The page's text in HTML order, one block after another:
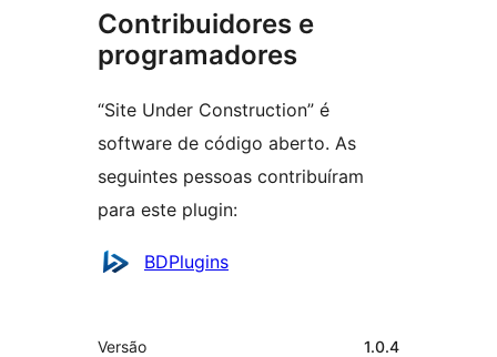
Contribuidores e
programadores
“Site Under Construction” é
software de código aberto. As
seguintes pessoas contribuíram
para este plugin:
Contribuidores
BDPlugins
Metadados
Versão 1.0.4